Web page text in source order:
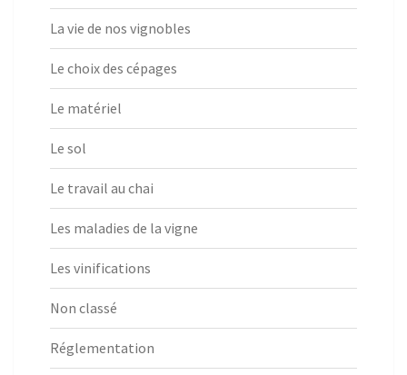
La vie de nos vignobles
Le choix des cépages
Le matériel
Le sol
Le travail au chai
Les maladies de la vigne
Les vinifications
Non classé
Réglementation